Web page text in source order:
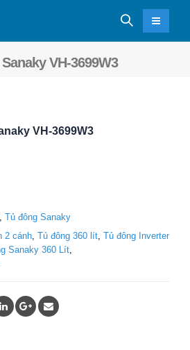
VH-3699W3
VH-3699W3
, Tủ đông Sanaky
2 cánh Tủ đông 360 lít Tủ đông Inverter
Sanaky 360 Lít